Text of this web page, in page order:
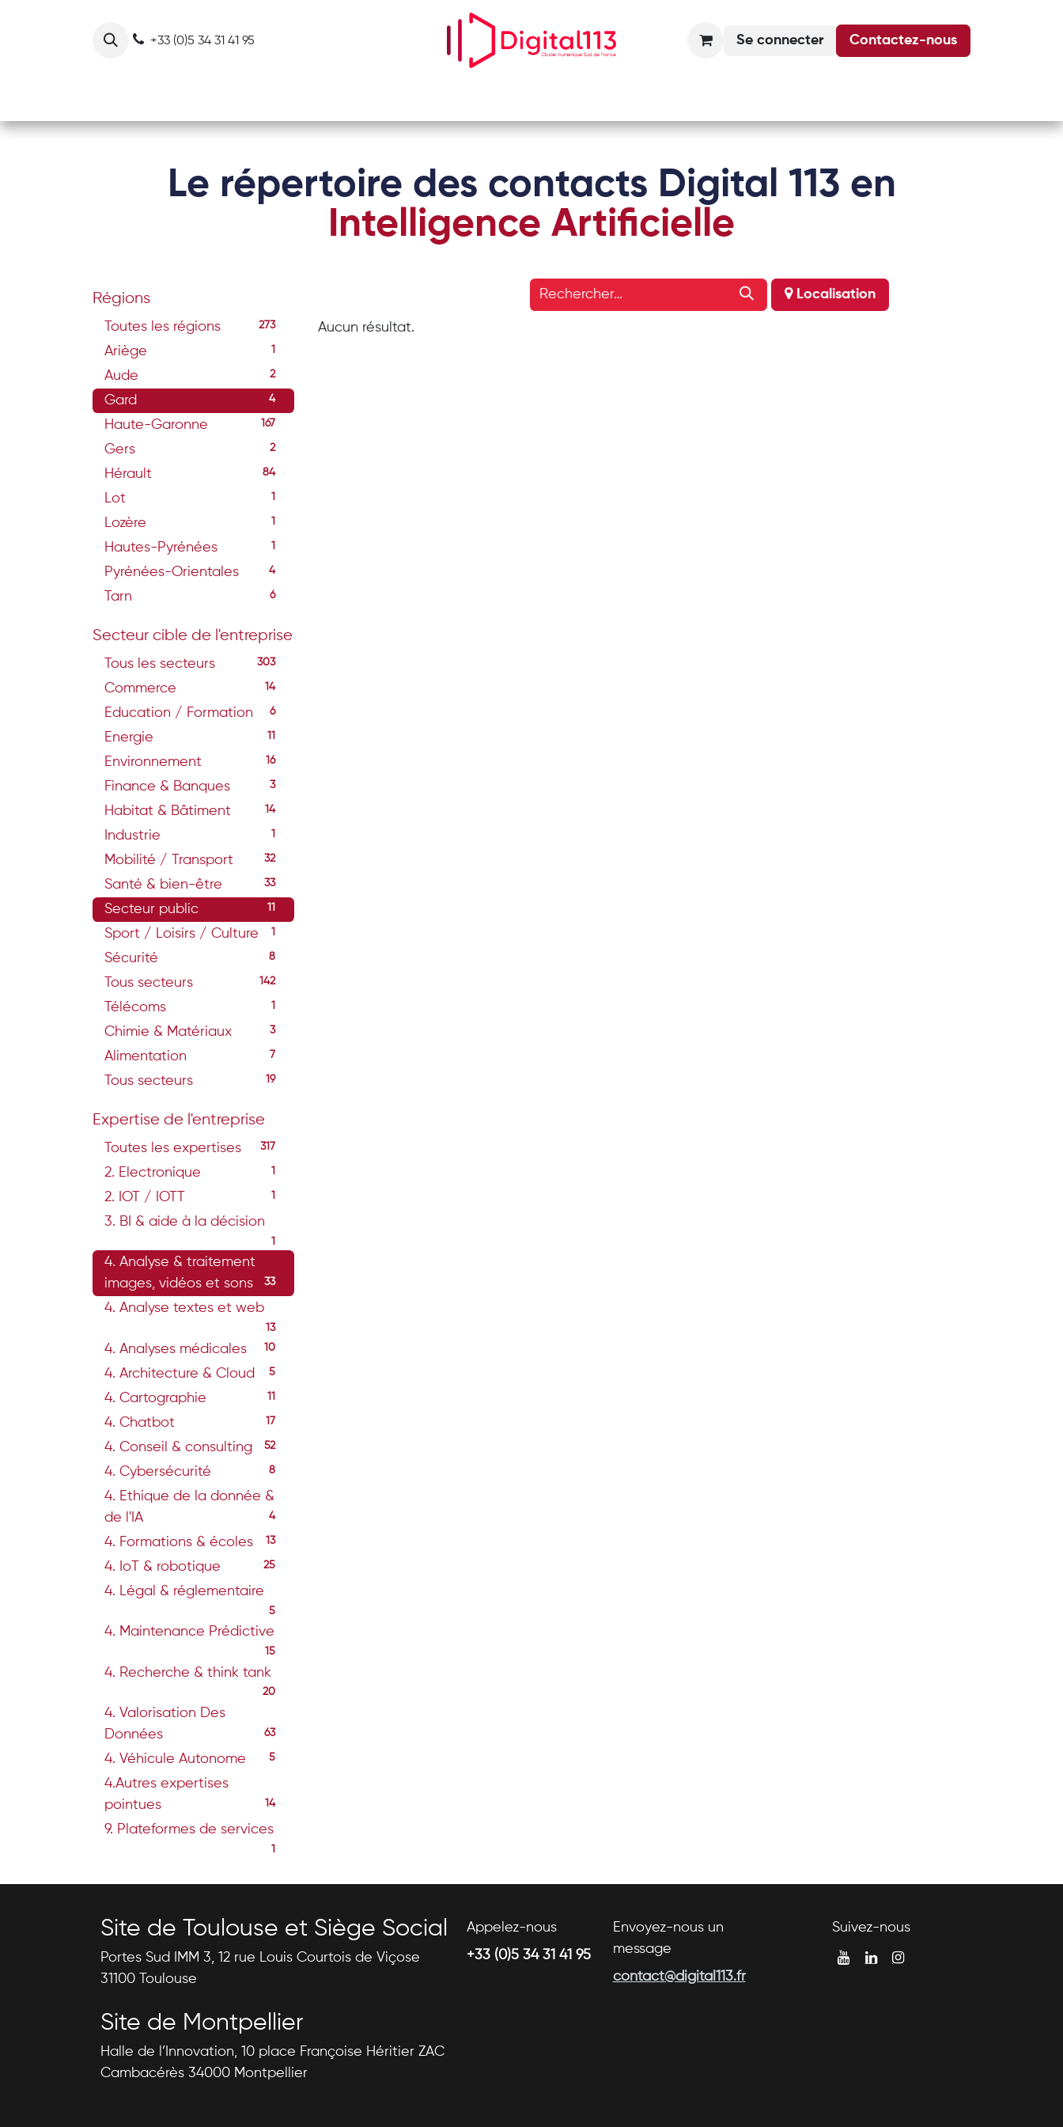
+33 (0)5 34 31 41 95 Se connecter Contactez-nous
Le répertoire des contacts Digital 113 en
Intelligence Artificielle
Régions
Toutes les régions 273
Ariège 1
Aude 2
Gard 4
Haute-Garonne 167
Gers 2
Hérault 84
Lot 1
Lozère 1
Hautes-Pyrénées 1
Pyrénées-Orientales 4
Tarn 6
Secteur cible de l'entreprise
Tous les secteurs 303
Commerce 14
Education / Formation 6
Energie 11
Environnement 16
Finance & Banques 3
Habitat & Bâtiment 14
Industrie 1
Mobilité / Transport 32
Santé & bien-être 33
Secteur public 11
Sport / Loisirs / Culture 1
Sécurité 8
Tous secteurs 142
Télécoms 1
Chimie & Matériaux 3
Alimentation 7
Tous secteurs 19
Expertise de l'entreprise
Toutes les expertises 317
2. Electronique 1
2. IOT / IOTT 1
3. BI & aide à la décision
1
4. Analyse & traitement
images, vidéos et sons
33
4. Analyse textes et web
13
4. Analyses médicales 10
4. Architecture & Cloud 5
4. Cartographie 11
4. Chatbot 17
4. Conseil & consulting 52
4. Cybersécurité 8
4. Ethique de la donnée &
de l'IA
4
4. Formations & écoles 13
4. IoT & robotique 25
4. Légal & réglementaire
5
4. Maintenance Prédictive
15
4. Recherche & think tank
20
4. Valorisation Des
Données
63
4. Véhicule Autonome 5
4.Autres expertises
pointues
14
9. Plateformes de services
1
Localisation
Aucun résultat.
Site de Toulouse et Siège Social
Portes Sud IMM 3, 12 rue Louis Courtois de Viçose
31100 Toulouse
Site de Montpellier
Halle de l’Innovation, 10 place Françoise Héritier ZAC
Cambacérès 34000 Montpellier
Appelez-nous
+33 (0)5 34 31 41 95
Envoyez-nous un
message
contact@digital113.fr
Suivez-nous